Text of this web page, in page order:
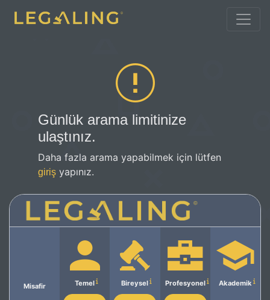
Günlük arama limitinize
ulaştınız.
Daha fazla arama yapabilmek için lütfen
giriş yapınız.
Misafir Temel Bireysel Profesyonel Akademik